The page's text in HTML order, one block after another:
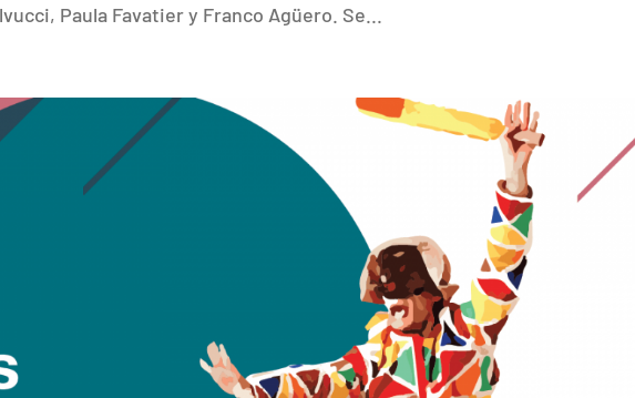
Paula Favatier y Franco Agüero. Se...